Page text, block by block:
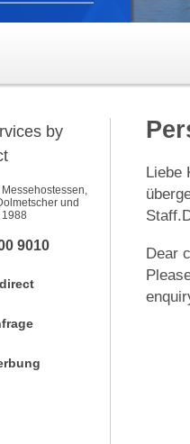
by
und
9010
Liebe
Dear